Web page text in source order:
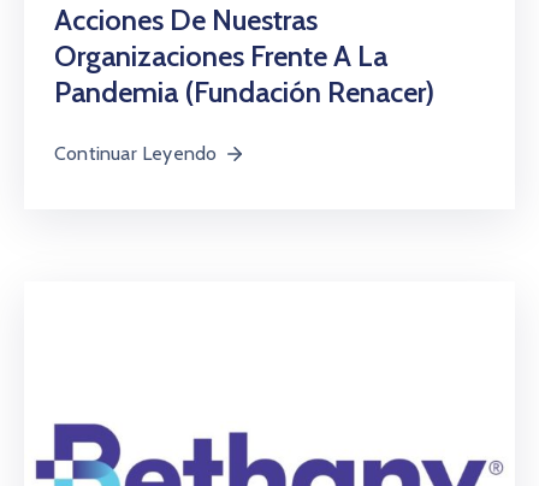
Acciones De Nuestras
Organizaciones Frente A La
Pandemia (Fundación Renacer)
Continuar Leyendo